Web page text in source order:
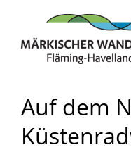
springen
Auf dem